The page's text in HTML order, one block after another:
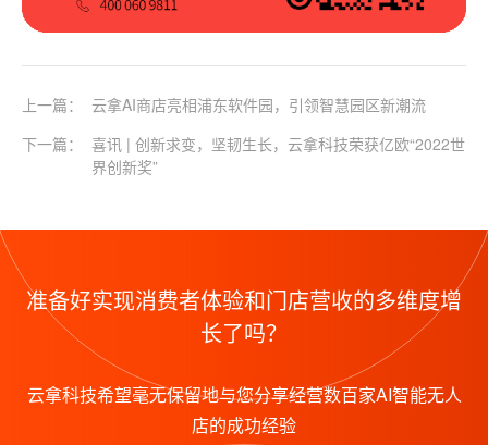
上一篇：
云拿AI商店亮相浦东软件园，引领智慧园区新潮流
下一篇：
喜讯 | 创新求变，坚韧生长，云拿科技荣获亿欧“2022世
界创新奖”
准备好实现消费者体验和门店营收的多维度增
长了吗？
云拿科技希望毫无保留地与您分享经营数百家AI智能无人
店的成功经验